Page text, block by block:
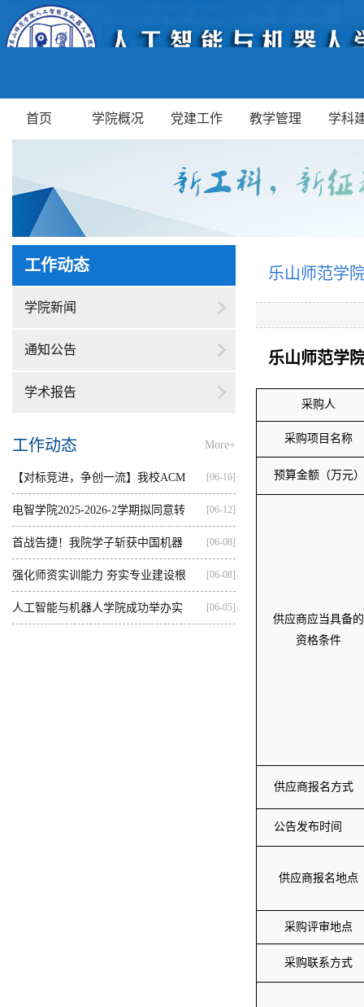
首页 学院概况 党建工作 教学管理 学科
工作动态
学院新闻
通知公告
学术报告
工作动态 More+
【对标竞进，争创一流】我校ACM
集训...
[06-16]
电智学院2025-2026-2学期拟同意转
出...
[06-12]
首战告捷！我院学子斩获中国机器
人...
[06-08]
强化师资实训能力 夯实专业建设根
基...
[06-08]
人工智能与机器人学院成功举办实 [06-05]
乐山师范学
乐山师范学
采购人
采购项目名称
预算金额（万元
供应商应当具备的
资格条件
供应商报名方式
公告发布时间
供应商报名地点
采购评审地点
采购联系方式